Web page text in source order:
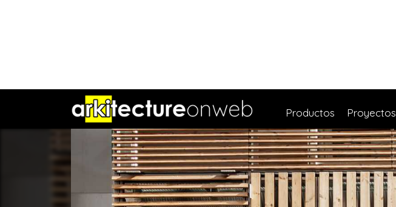
Productos Proyectos